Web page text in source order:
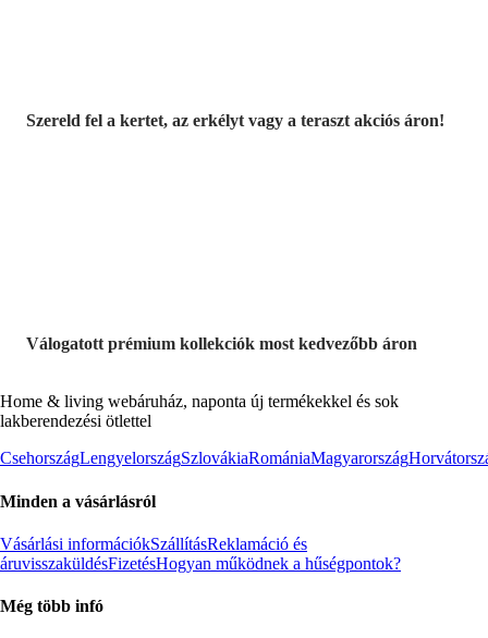
Szereld fel a kertet, az erkélyt vagy a teraszt akciós áron!
Válogatott prémium kollekciók most kedvezőbb áron
Home & living webáruház, naponta új termékekkel és sok
lakberendezési ötlettel
CsehországLengyelországSzlovákiaRomániaMagyarország
Minden a vásárlásról
Vásárlási információkSzállításReklamáció és
áruvisszaküldésFizetésHogyan működnek a hűségpontok?
Még több infó